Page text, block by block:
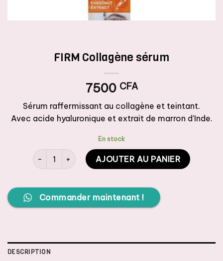
FIRM Collagène sérum
7500 CFA
Sérum raffermissant au collagène et teintant.
Avec acide hyaluronique et extrait de marron d’Inde.
En stock
quantité de FIRM Collagène sérum
AJOUTER AU PANIER
Commander maintenant !
DESCRIPTION